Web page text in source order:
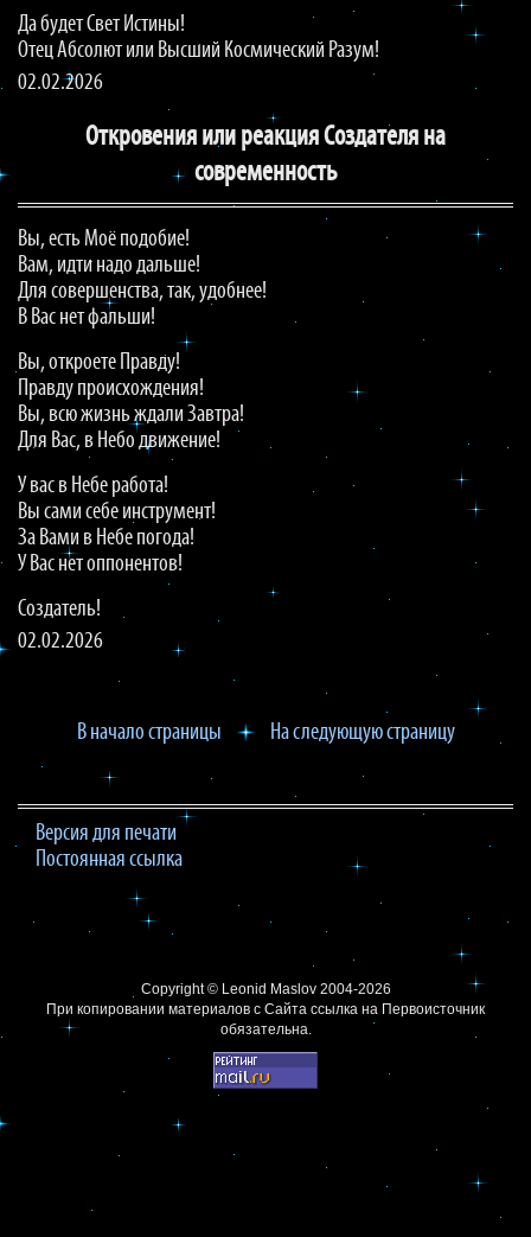
Да будет Свет Истины!
Отец Абсолют или Высший Космический Разум!
02.02.2026
Откровения или реакция Создателя на
современность
Вы, есть Моё подобие!
Вам, идти надо дальше!
Для совершенства, так, удобнее!
В Вас нет фальши!
Вы, откроете Правду!
Правду происхождения!
Вы, всю жизнь ждали Завтра!
Для Вас, в Небо движение!
У вас в Небе работа!
Вы сами себе инструмент!
За Вами в Небе погода!
У Вас нет оппонентов!
Создатель!
02.02.2026
В начало страницы На следующую страницу
Версия для печати
Постоянная ссылка
Copyright © Leonid Maslov2004-2026
При копировании материалов с Сайта ссылка на Первоисточник
обязательна.